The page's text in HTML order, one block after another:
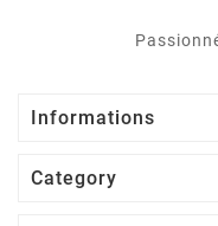
Informations
Category